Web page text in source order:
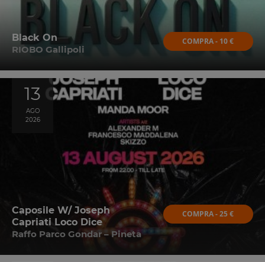
Black On
RIOBO Gallipoli
COMPRA - 10 €
13
AGO
2026
Caposile W/ Joseph
Capriati Loco Dice
Raffo Parco Gondar – Pineta
COMPRA - 25 €